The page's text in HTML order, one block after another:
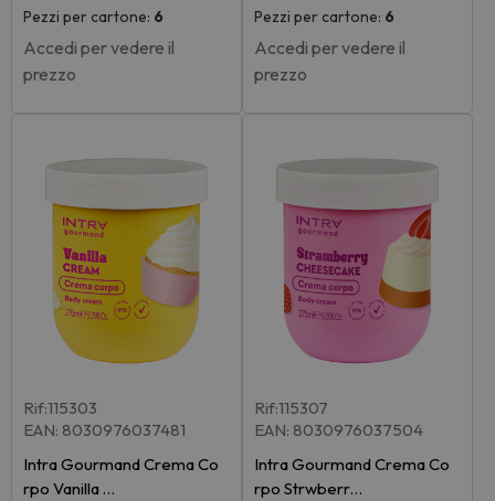
Pezzi per cartone: 6
Accedi per vedere il
prezzo
Pezzi per cartone: 6
Accedi per vedere il
prezzo
Rif:115303
EAN: 8030976037481
Intra Gourmand Crema Co
rpo Vanilla …
Rif:115307
EAN: 8030976037504
Intra Gourmand Crema Co
rpo Strwberr…